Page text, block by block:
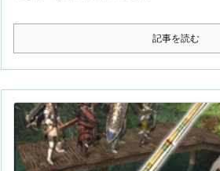
記事を読む